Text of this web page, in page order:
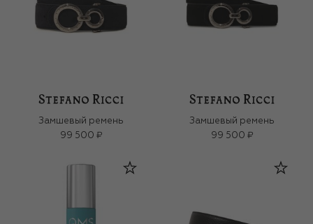
Замшевый ремень
99 500 ₽
Замшевый ремень
99 500 ₽